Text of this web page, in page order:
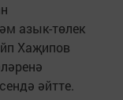
азык-төлек
Хаҗипов
әйтте.